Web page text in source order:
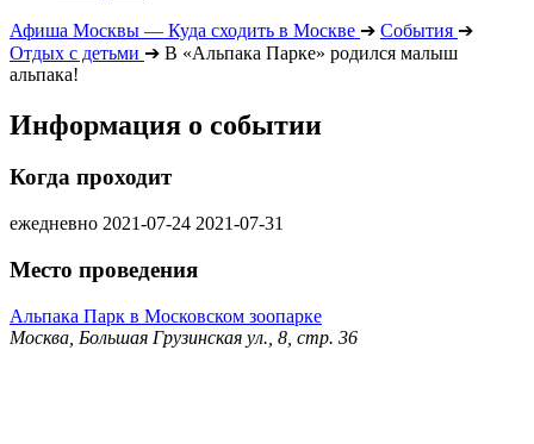
Афиша Москвы — Куда сходить в Москве ➔ События ➔
Отдых с детьми ➔ В «Альпака Парке» родился малыш
альпака!
Информация о событии
Когда проходит
ежедневно 2021-07-24 2021-07-31
Место проведения
Альпака Парк в Московском зоопарке
Москва, Большая Грузинская ул., 8, стр. 36